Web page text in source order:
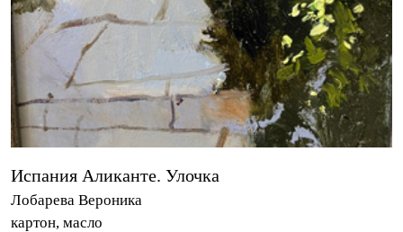
Испания Аликанте. Улочка
Лобарева Вероника
картон, масло